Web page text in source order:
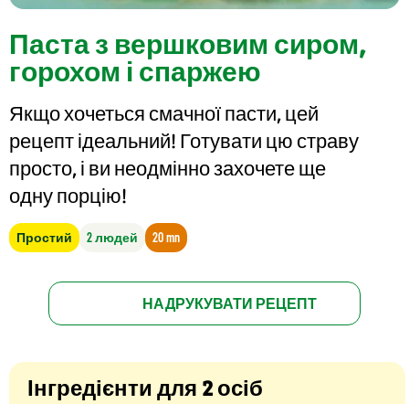
Паста з вершковим сиром,
горохом і спаржею
Якщо хочеться смачної пасти, цей
рецепт ідеальний! Готувати цю страву
просто, і ви неодмінно захочете ще
одну порцію!
Простий 2 людей 20 mn
НАДРУКУВАТИ РЕЦЕПТ
Інгредієнти для 2 осіб